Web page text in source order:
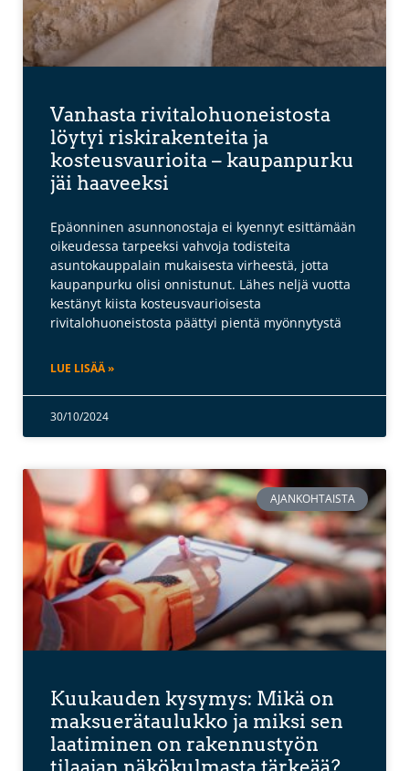
Vanhasta rivitalohuoneistosta
löytyi riskirakenteita ja
kosteusvaurioita – kaupanpurku
jäi haaveeksi
Epäonninen asunnonostaja ei kyennyt esittämään
oikeudessa tarpeeksi vahvoja todisteita
asuntokauppalain mukaisesta virheestä, jotta
kaupanpurku olisi onnistunut. Lähes neljä vuotta
kestänyt kiista kosteusvaurioisesta
rivitalohuoneistosta päättyi pientä myönnytystä
LUE LISÄÄ »
30/10/2024
AJANKOHTAISTA
Kuukauden kysymys: Mikä on
maksuerätaulukko ja miksi sen
laatiminen on rakennustyön